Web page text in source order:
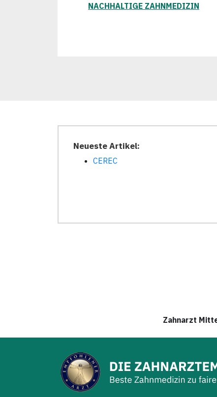
NACHHALTIGE ZAHNMEDIZIN
Neueste Artikel:
CEREC
Zahnarzt